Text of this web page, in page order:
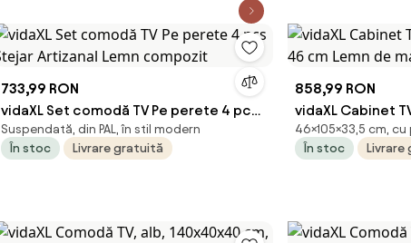
733,99 RON
vidaXL Set comodă TV Pe perete 4 pcs
Stejar Artizanal Lemn compozit
Suspendată, din PAL, în stil modern
În stoc
Livrare gratuită
858,99 RON
vidaXL Cabinet
46 cm Lemn de
46×105×33,5 cm,
În stoc